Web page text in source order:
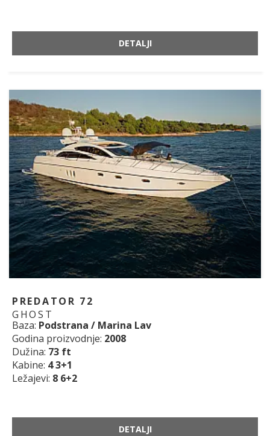
DETALJI
PREDATOR 72
GHOST
Baza: Podstrana / Marina Lav
Godina proizvodnje: 2008
Dužina: 73 ft
Kabine: 4 3+1
Ležajevi: 8 6+2
DETALJI